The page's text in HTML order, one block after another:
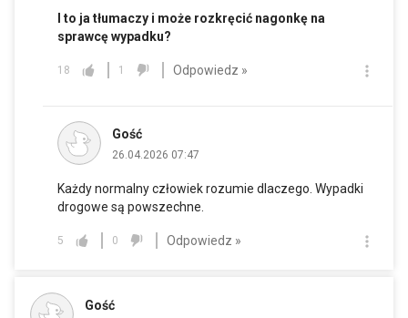
I to ja tłumaczy i może rozkręcić nagonkę na
sprawcę wypadku?
18 1 Odpowiedz »
Gość
26.04.2026 07:47
Każdy normalny człowiek rozumie dlaczego. Wypadki
drogowe są powszechne.
5 0 Odpowiedz »
Gość